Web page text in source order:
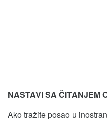
NASTAVI SA ČITANJEM
Ako tražite posao u